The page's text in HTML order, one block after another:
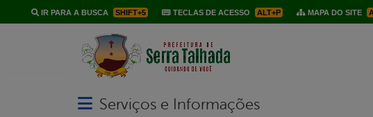
IR PARA A BUSCA SHIFT+5 TECLAS DE ACESSO ALT+P MAPA DO SITE
Abrir menu principal de navegação
Serviços e Informações